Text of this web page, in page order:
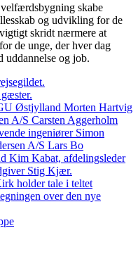
skabe
og udvikling for de
skridt nærmere at
de unge, der hver dag
uddannelse og job.
Østjylland Morten Hartvig
A/S Carsten Aggerholm
ingeniører Simon
A/S Lars Bo
Kim Kabat, afdelingsleder
Stig Kjær.
holder tale i teltet
over den nye